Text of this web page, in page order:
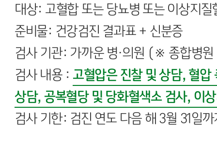
대상: 고혈합 또는 당뇨병 또는 이상지
준비물: 건강검진 결과표 + 신분증
검사 기관: 가까운 병·의원 (※ 종합병
검사 내용 : 고혈압은 진찰 및 상담, 혈
상담, 공복혈당 및 당화혈색소 검사, 이
검사 기한: 검진 연도 다음 해 3월 31일까